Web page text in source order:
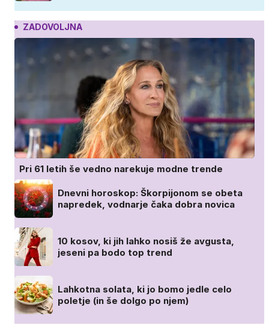
ZADOVOLJNA
Pri 61 letih še vedno narekuje modne trende
Dnevni horoskop: Škorpijonom se obeta
napredek, vodnarje čaka dobra novica
10 kosov, ki jih lahko nosiš že avgusta,
jeseni pa bodo top trend
Lahkotna solata, ki jo bomo jedle celo
poletje (in še dolgo po njem)